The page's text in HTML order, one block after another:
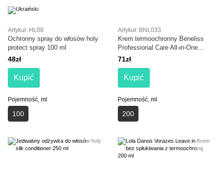
Artykuł: HL08
Ochronny spray do włosów holy
protect spray 100 ml
48zł
Kupić
Pojemność, ml
100
Artykuł: BNL033
Krem termoochronny Beneliss
Professional Care All-in-One
Thermo Protection Cream
71zł
Kupić
Pojemność, ml
200